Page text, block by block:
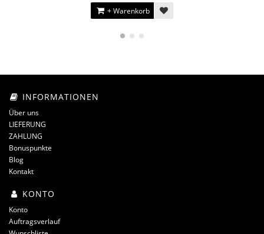
+ Warenkorb
INFORMATIONEN
Über uns
LIEFERUNG
ZAHLUNG
Bonuspunkte
Blog
Kontakt
KONTO
Konto
Auftragsverlauf